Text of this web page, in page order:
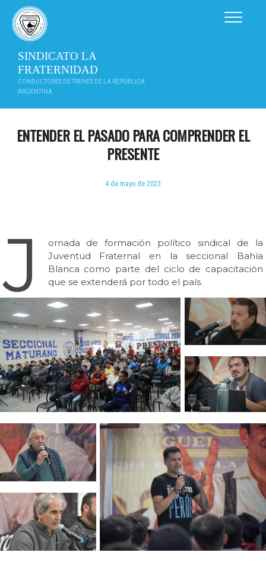
contenido
SINDICATO LA
FRATERNIDAD
CONDUCTORES DE TRENES DE LA REPÚBLICA
ARGENTINA
ENTENDER EL PASADO PARA COMPRENDER EL
PRESENTE
4 de mayo de 2023
J
ornada de formación político sindical de la
Juventud Fraternal en la seccional Bahía
Blanca como parte del ciclo de capacitación
que se extenderá por todo el país.